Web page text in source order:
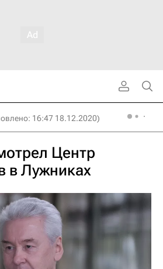
16:47 18.12.2020)
Центр
в Лужниках